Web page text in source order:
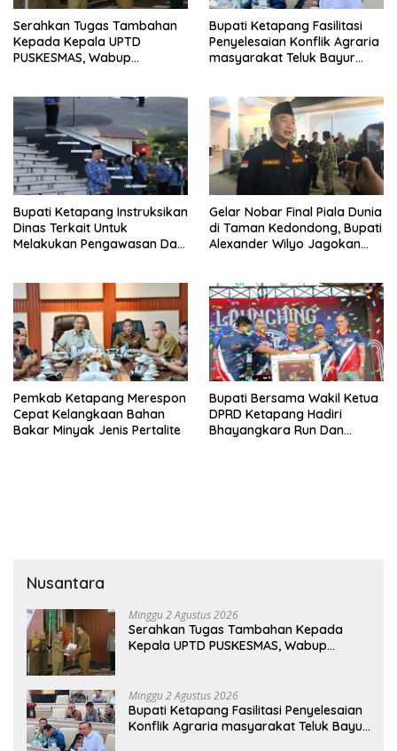
Serahkan Tugas Tambahan
Kepada Kepala UPTD
PUSKESMAS, Wabup
Baik
Bupati Ketapang Fasilitasi
Penyelesaian Konflik Agraria
masyarakat Teluk Bayur
Bupati Ketapang Instruksikan
Dinas Terkait Untuk
Melakukan Pengawasan Dan
Gelar Nobar Final Piala Dunia
di Taman Kedondong, Bupati
Alexander Wilyo Jagokan
Pemkab Ketapang Merespon
Cepat Kelangkaan Bahan
Bakar Minyak Jenis Pertalite
Bupati Bersama Wakil Ketua
DPRD Ketapang Hadiri
Bhayangkara Run Dan
Nusantara
Minggu 2 Agustus 2026
Serahkan Tugas Tambahan Kepada
Kepala UPTD PUSKESMAS, Wabup
Minggu 2 Agustus 2026
Bupati Ketapang Fasilitasi Penyelesaian
Konflik Agraria masyarakat Teluk Bayur